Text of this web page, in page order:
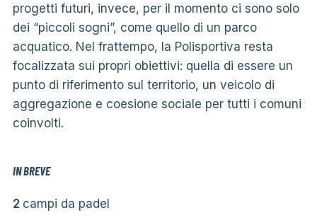
progetti futuri, invece, per il momento ci sono solo
dei “piccoli sogni”, come quello di un parco
acquatico. Nel frattempo, la Polisportiva resta
focalizzata sui propri obiettivi: quella di essere un
punto di riferimento sul territorio, un veicolo di
aggregazione e coesione sociale per tutti i comuni
coinvolti.
IN BREVE
2 campi da padel